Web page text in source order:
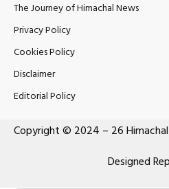
The Journey of Himachal News
Privacy Policy
Cookies Policy
Disclaimer
Editorial Policy
Copyright © 2024 – 26 Himachal
Designed